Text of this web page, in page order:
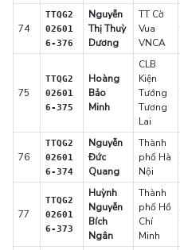
74
TTQG2
02601
6-376
Nguyễn
Thị Thuỳ
Dương
TT Cờ
Vua
VNCA
75
TTQG2
02601
6-375
Hoàng
Bảo
Minh
CLB
Kiện
Tướng
Tương
Lai
76
TTQG2
02601
6-374
Nguyễn
Đức
Quang
Thành
phố Hà
Nội
77
TTQG2
02601
6-373
Huỳnh
Nguyễn
Bích
Ngân
Thành
phố Hồ
Chí
Minh